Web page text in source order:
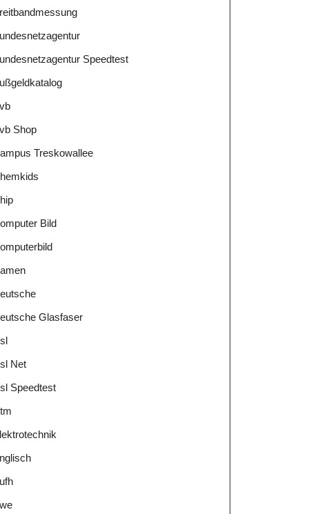
Speedtest
Shop
Treskowallee
Bild
Glasfaser
Net
Speedtest